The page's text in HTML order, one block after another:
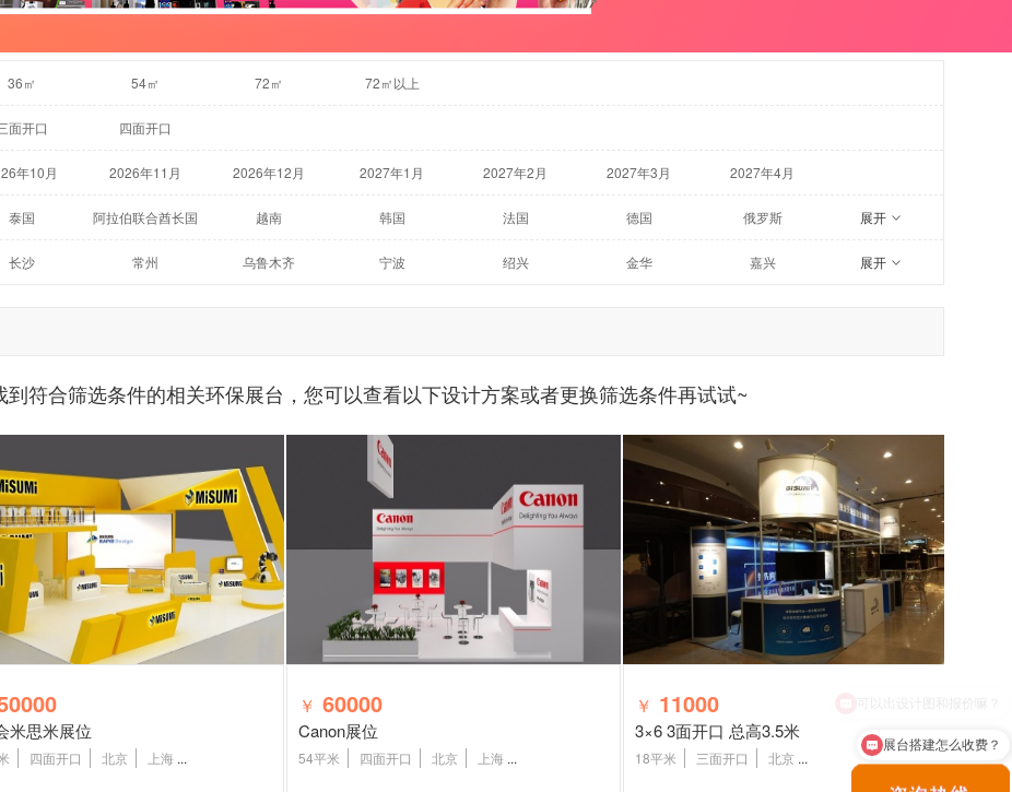
36㎡ 54㎡ 72㎡ 72㎡以上
面开口 四面开口
年10月 2026年11月 2026年12月 2027年1月 2027年2月 2027年3月 2027年4月
年7月
泰国 阿拉伯联合酋长国 越南 韩国 法国 德国 俄罗斯
澳大利亚 南非
展开
长沙 常州 乌鲁木齐 宁波 绍兴 金华 嘉兴 展开
到符合筛选条件的相关环保展台，您可以查看以下设计方案或者更换筛选条件再试试~
米思米展位
四面开口 北京 上海...
￥ 60000
Canon展位
54平米 四面开口 北京 上海...
￥ 11000
3×6 3面开口 总高3.5米
18平米 三面开口 北京 ...
展台搭建怎么收费？